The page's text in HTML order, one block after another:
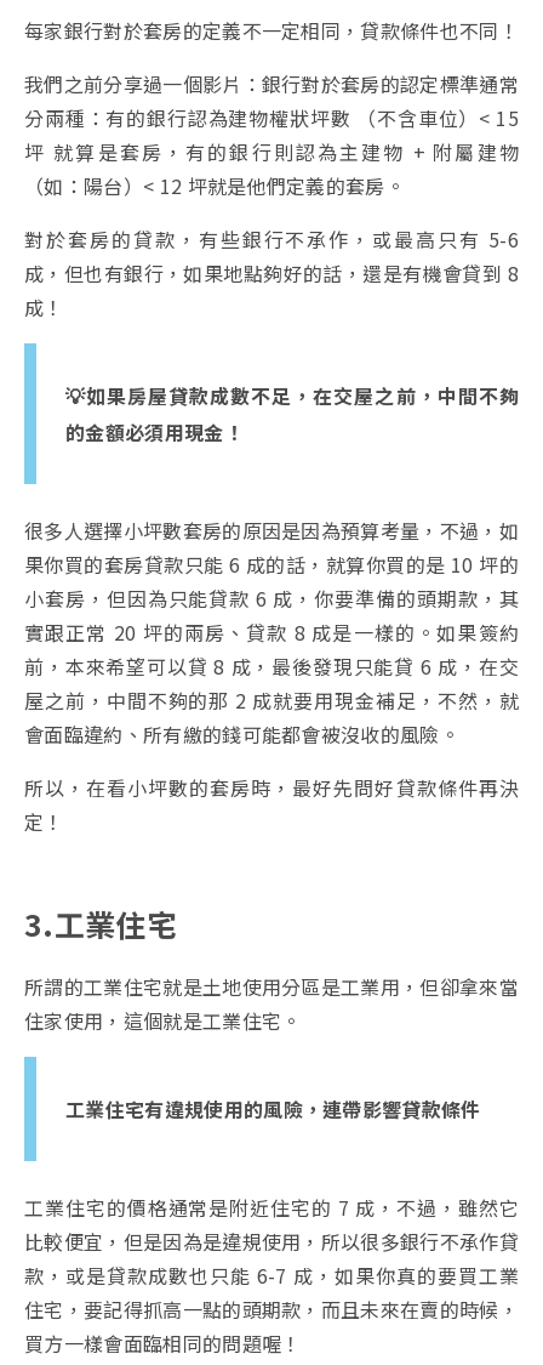
每家銀行對於套房的定義不一定相同，貸款條件也不同！
我們之前分享過一個影片：銀行對於套房的認定標準通常
分兩種：有的銀行認為建物權狀坪數 （不含車位）< 15
坪 就算是套房，有的銀行則認為主建物 + 附屬建物
（如：陽台）< 12 坪就是他們定義的套房。
對於套房的貸款，有些銀行不承作，或最高只有 5-6
成，但也有銀行，如果地點夠好的話，還是有機會貸到 8
成！
💡如果房屋貸款成數不足，在交屋之前，中間不夠
的金額必須用現金！
很多人選擇小坪數套房的原因是因為預算考量，不過，如
果你買的套房貸款只能 6 成的話，就算你買的是 10 坪的
小套房，但因為只能貸款 6 成，你要準備的頭期款，其
實跟正常 20 坪的兩房、貸款 8 成是一樣的。如果簽約
前，本來希望可以貸 8 成，最後發現只能貸 6 成，在交
屋之前，中間不夠的那 2 成就要用現金補足，不然，就
會面臨違約、所有繳的錢可能都會被沒收的風險。
所以，在看小坪數的套房時，最好先問好貸款條件再決
定！
3.工業住宅
所謂的工業住宅就是土地使用分區是工業用，但卻拿來當
住家使用，這個就是工業住宅。
工業住宅有違規使用的風險，連帶影響貸款條件
工業住宅的價格通常是附近住宅的 7 成，不過，雖然它
比較便宜，但是因為是違規使用，所以很多銀行不承作貸
款，或是貸款成數也只能 6-7 成，如果你真的要買工業
住宅，要記得抓高一點的頭期款，而且未來在賣的時候，
買方一樣會面臨相同的問題喔！